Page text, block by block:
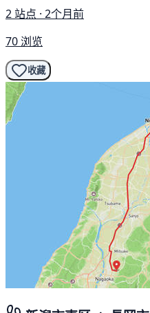
2 站点 · 2个月前
70 浏览
收藏